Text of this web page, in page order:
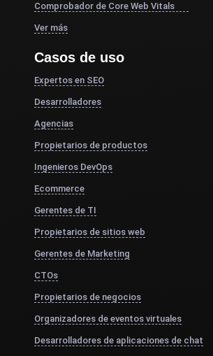
Comprobador de Core Web Vitals
Ver más
Casos de uso
Expertos en SEO
Desarrolladores
Agencias
Propietarios de productos
Ingenieros DevOps
Ecommerce
Gerentes de TI
Propietarios de sitios web
Gerentes de Marketing
CTOs
Propietarios de negocios
Organizadores de eventos virtuales
Desarrolladores de aplicaciones de chat